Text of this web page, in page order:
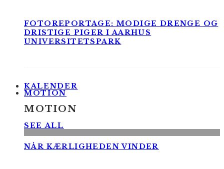
FOTOREPORTAGE: MODIGE DRENGE OG
DRISTIGE PIGER I AARHUS
UNIVERSITETSPARK
KALENDER
MOTION
MOTION
SEE ALL
NÅR KÆRLIGHEDEN VINDER